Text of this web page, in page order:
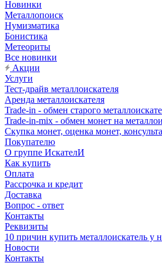
Новинки
Металлопоиск
Нумизматика
Бонистика
Метеориты
Все новинки
Акции
Услуги
Тест-драйв металлоискателя
Аренда металлоискателя
Trade-in - обмен старого
Trade-in-mix - обмен монет на
Скупка монет, оценка монет,
Покупателю
О группе ИскателИ
Как купить
Оплата
Рассрочка и кредит
Доставка
Вопрос - ответ
Контакты
Реквизиты
10 причин купить металлоискатель у
Новости
Контакты